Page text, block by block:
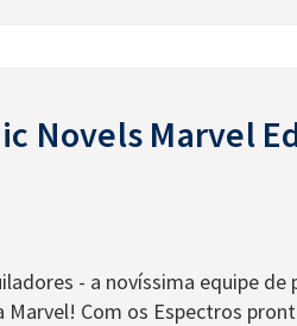
Novels Marvel
- a novíssima equipe de
Com os Espectros